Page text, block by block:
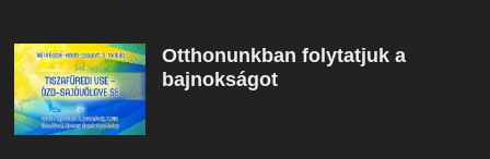
Otthonunkban folytatjuk a
bajnokságot